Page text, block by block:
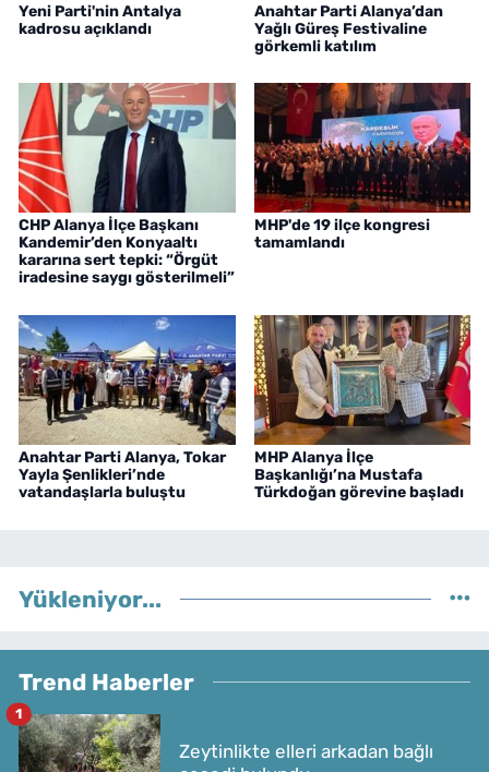
Yeni Parti'nin Antalya
kadrosu açıklandı
Anahtar Parti Alanya’dan
Yağlı Güreş Festivaline
görkemli katılım
CHP Alanya İlçe Başkanı
Kandemir’den Konyaaltı
kararına sert tepki: “Örgüt
iradesine saygı gösterilmeli”
MHP'de 19 ilçe kongresi
tamamlandı
Anahtar Parti Alanya, Tokar
Yayla Şenlikleri’nde
vatandaşlarla buluştu
MHP Alanya İlçe
Başkanlığı’na Mustafa
Türkdoğan görevine başladı
Yükleniyor...
Trend Haberler
Zeytinlikte elleri arkadan bağlı
1